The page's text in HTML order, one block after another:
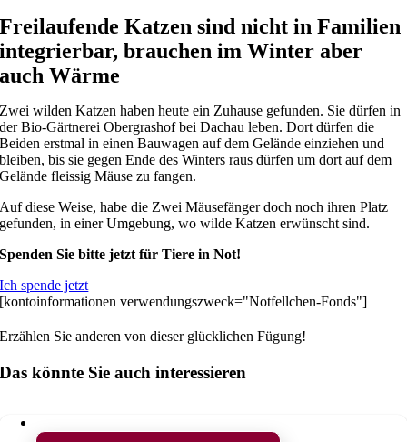
Freilaufende Katzen sind nicht in Familien
integrierbar, brauchen im Winter aber
auch Wärme
Zwei wilden Katzen haben heute ein Zuhause gefunden. Sie dürfen in
der Bio-Gärtnerei Obergrashof bei Dachau leben. Dort dürfen die
Beiden erstmal in einen Bauwagen auf dem Gelände einziehen und
bleiben, bis sie gegen Ende des Winters raus dürfen um dort auf dem
Gelände fleissig Mäuse zu fangen.
Auf diese Weise, habe die Zwei Mäusefänger doch noch ihren Platz
gefunden, in einer Umgebung, wo wilde Katzen erwünscht sind.
Spenden Sie bitte jetzt für Tiere in Not!
Ich spende jetzt
[kontoinformationen verwendungszweck="Notfellchen-Fonds"]
Erzählen Sie anderen von dieser glücklichen Fügung!
Das könnte Sie auch interessieren